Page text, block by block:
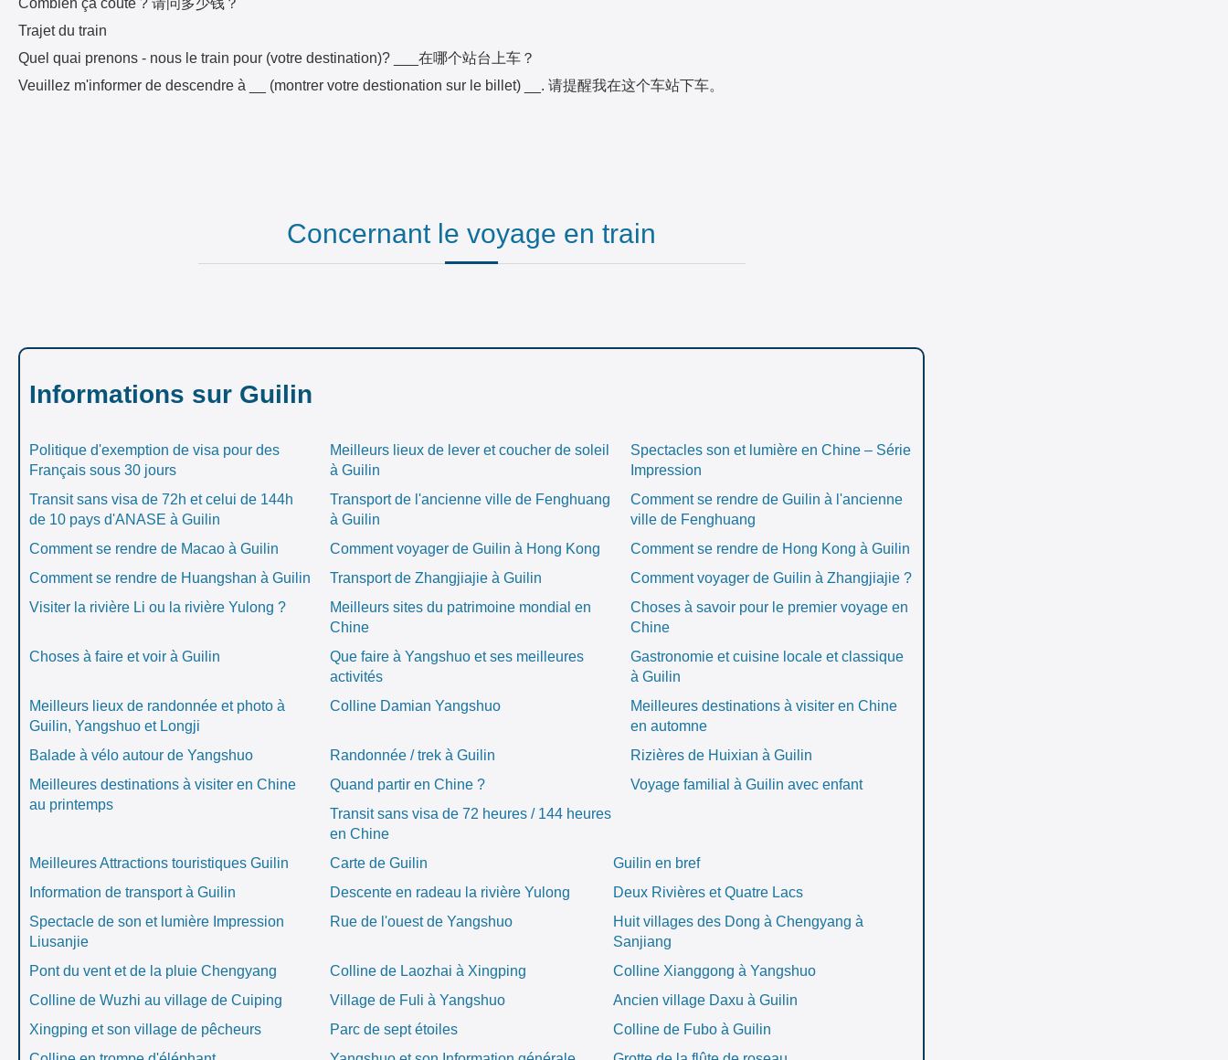
Combien ça coûte ? 请问多少钱？
Trajet du train
Quel quai prenons - nous le train pour (votre destination)? ___在哪个站台上车？
Veuillez m'informer de descendre à __ (montrer votre destionation sur le billet) __. 请提醒我在这个车站下车。
Concernant le voyage en train
Informations sur Guilin
Politique d'exemption de visa pour des
Français sous 30 jours
Meilleurs lieux de lever et coucher de soleil
à Guilin
Spectacles son et lumière en Chine – Série
Impression
Transit sans visa de 72h et celui de 144h
de 10 pays d'ANASE à Guilin
Transport de l'ancienne ville de Fenghuang
à Guilin
Comment se rendre de Guilin à l'ancienne
ville de Fenghuang
Comment se rendre de Macao à Guilin
Comment voyager de Guilin à Hong Kong
Comment se rendre de Hong Kong à Guilin
Comment se rendre de Huangshan à Guilin
Transport de Zhangjiajie à Guilin
Comment voyager de Guilin à Zhangjiajie ?
Visiter la rivière Li ou la rivière Yulong ?
Meilleurs sites du patrimoine mondial en
Chine
Choses à savoir pour le premier voyage en
Chine
Choses à faire et voir à Guilin
Que faire à Yangshuo et ses meilleures
activités
Gastronomie et cuisine locale et classique
à Guilin
Meilleurs lieux de randonnée et photo à
Guilin, Yangshuo et Longji
Colline Damian Yangshuo
Meilleures destinations à visiter en Chine
en automne
Balade à vélo autour de Yangshuo
Randonnée / trek à Guilin
Rizières de Huixian à Guilin
Meilleures destinations à visiter en Chine
au printemps
Quand partir en Chine ?
Voyage familial à Guilin avec enfant
Transit sans visa de 72 heures / 144 heures
en Chine
Meilleures Attractions touristiques Guilin
Carte de Guilin
Guilin en bref
Information de transport à Guilin
Descente en radeau la rivière Yulong
Deux Rivières et Quatre Lacs
Spectacle de son et lumière Impression
Liusanjie
Rue de l'ouest de Yangshuo
Huit villages des Dong à Chengyang à
Sanjiang
Pont du vent et de la pluie Chengyang
Colline de Laozhai à Xingping
Colline Xianggong à Yangshuo
Colline de Wuzhi au village de Cuiping
Village de Fuli à Yangshuo
Ancien village Daxu à Guilin
Xingping et son village de pêcheurs
Parc de sept étoiles
Colline de Fubo à Guilin